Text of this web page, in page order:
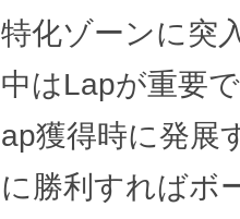
特化ゾーンに突
中はLapが重要
ap獲得時に発展
に勝利すればボ